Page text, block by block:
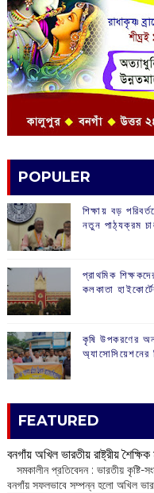
POPULER
শিক্ষায় বড়
নতুন পাঠ্যক্রম
প্রাথমিক
কলকাতা
কৃষি উপকরণের
অ্যাসোসিয়েশনের
FEATURED
বনগাঁয় অখিল ভারতীয় রাষ্ট্রীয় শৈক্ষিক
সমকালীন প্রতিবেদন : ভারতীয় কৃষ্টি-
বনগাঁয় সফলভাবে সম্পন্ন হলো অখিল